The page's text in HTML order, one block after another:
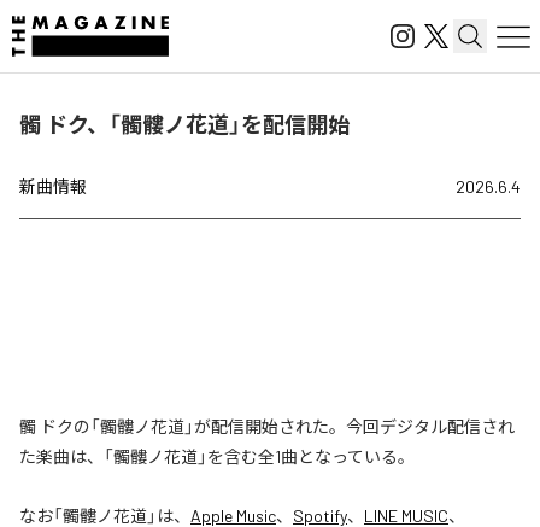
髑 ドク、「髑髏ノ花道」を配信開始
新曲情報 2026.6.4
髑 ドクの「髑髏ノ花道」が配信開始された。今回デジタル配信され
た楽曲は、「髑髏ノ花道」を含む全1曲となっている。
なお「髑髏ノ花道」は、 Apple Music、 Spotify、 LINE MUSIC、